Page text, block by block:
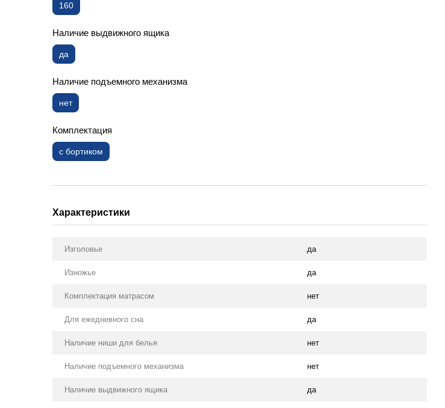
160
Наличие выдвижного ящика
да
Наличие подъемного механизма
нет
Комплектация
с бортиком
Характеристики
Изголовье да
Изножье да
Комплектация матрасом нет
Для ежедневного сна да
Наличие ниши для белья нет
Наличие подъемного механизма нет
Наличие выдвижного ящика да